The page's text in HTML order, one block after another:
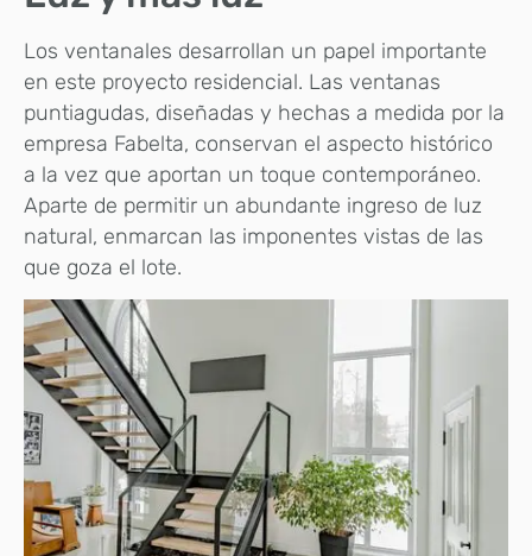
Los ventanales desarrollan un papel importante
en este proyecto residencial. Las ventanas
puntiagudas, diseñadas y hechas a medida por la
empresa Fabelta, conservan el aspecto histórico
a la vez que aportan un toque contemporáneo.
Aparte de permitir un abundante ingreso de luz
natural, enmarcan las imponentes vistas de las
que goza el lote.